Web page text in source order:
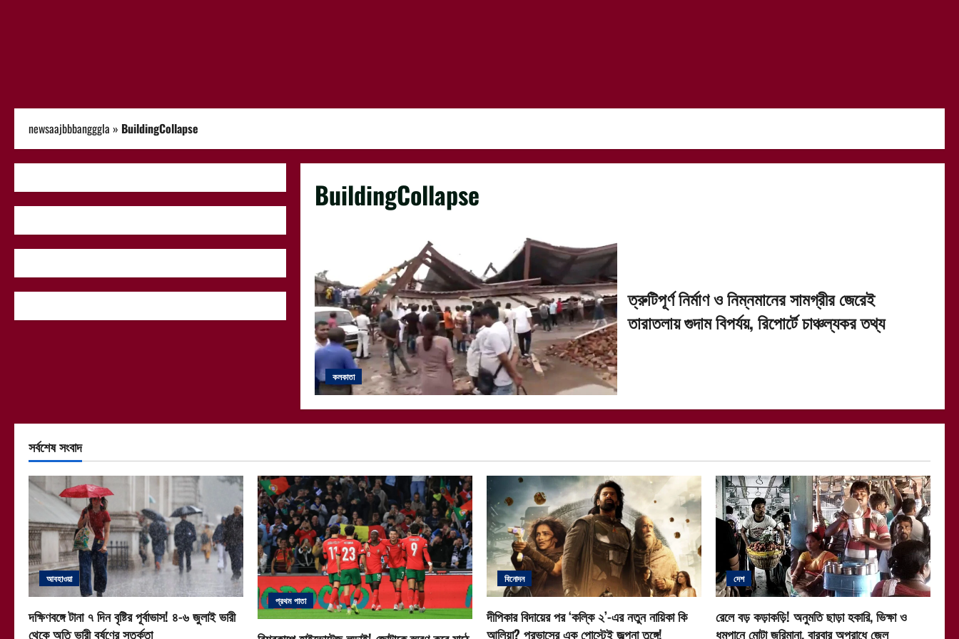
newsaajbbbangggla » BuildingCollapse
BuildingCollapse
কলকাতা
ত্রুটিপূর্ণ নির্মাণ ও নিম্নমানের সামগ্রীর জেরেই
তারাতলায় গুদাম বিপর্যয়, রিপোর্টে চাঞ্চল্যকর তথ্য
সর্বশেষ সংবাদ
আবহাওয়া
দক্ষিণবঙ্গে টানা ৭ দিন বৃষ্টির পূর্বাভাস! ৪-৬ জুলাই ভারী
থেকে অতি ভারী বর্ষণের সতর্কতা
প্রথম পাতা
বিনোদন
দীপিকার বিদায়ের পর ‘কল্কি ২’-এর নতুন নায়িকা কি
আলিয়া? প্রভাসের এক পোস্টেই জল্পনা তুঙ্গে!
দেশ
রেলে বড় কড়াকড়ি! অনুমতি ছাড়া হকারি, ভিক্ষা ও
ধূমপানে মোটা জরিমানা, বারবার অপরাধে জেল